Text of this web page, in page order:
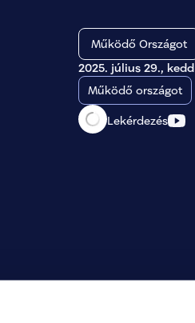
Működő Országot
2025. július 29., kedd
Működő országot
Lekérdezés